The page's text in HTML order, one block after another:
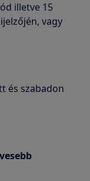
illetve 15
vagy
és szabadon